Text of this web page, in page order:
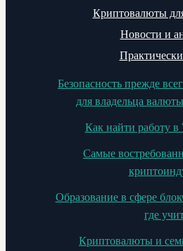
Криптовалюты
Новости и
Безопасность прежде
для владельца
Как найти работу
Самые
Образование в сфере
где
Криптовалюты и